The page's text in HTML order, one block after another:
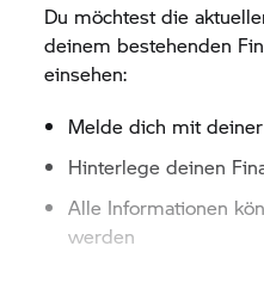
Du möchtest die
deinem bestehenden
einsehen:
Melde dich mit
Hinterlege deinen
Alle Informationen
werden